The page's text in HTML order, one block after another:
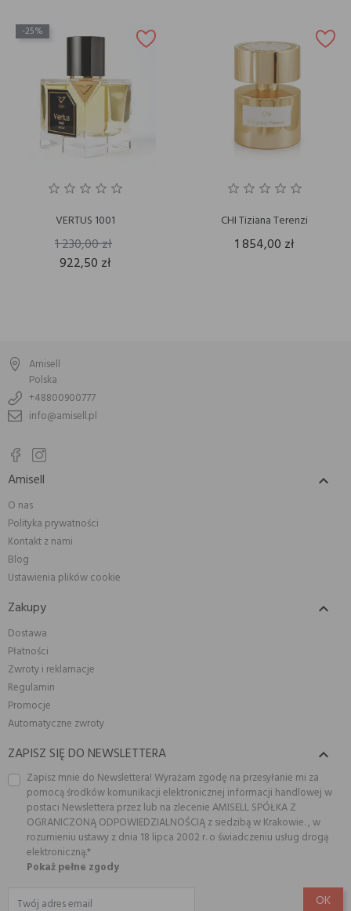
-25%
VERTUS 1001
1 230,00 zł
922,50 zł
CHI Tiziana Terenzi
1 854,00 zł
Amisell
Polska
+48800900777
info@amisell.pl
Amisell 
O nas
Polityka prywatności
Kontakt z nami
Blog
Ustawienia plików cookie
Zakupy 
Dostawa
Płatności
Zwroty i reklamacje
Regulamin
Promocje
Automatyczne zwroty
ZAPISZ SIĘ DO NEWSLETTERA 
Zapisz mnie do Newslettera! Wyrażam zgodę na przesyłanie mi za
pomocą środków komunikacji elektronicznej informacji handlowej w
postaci Newslettera przez lub na zlecenie AMISELL SPÓŁKA Z
OGRANICZONĄ ODPOWIEDZIALNOŚCIĄ z siedzibą w Krakowie. , w
rozumieniu ustawy z dnia 18 lipca 2002 r. o świadczeniu usług drogą
elektroniczną.*
Pokaż pełne zgody